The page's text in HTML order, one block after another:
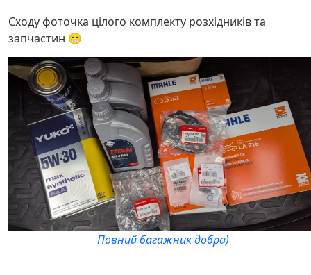
Сходу фоточка цілого комплекту розхідників та
запчастин 😁
Повний багажник добра)